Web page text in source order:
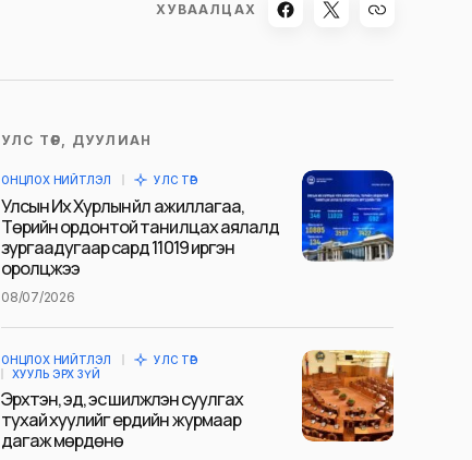
ХУВААЛЦАХ
УЛС ТӨР, ДУУЛИАН
ОНЦЛОХ НИЙТЛЭЛ УЛС ТӨР
Улсын Их Хурлын үйл ажиллагаа,
Төрийн ордонтой танилцах аялалд
зургаадугаар сард 11019 иргэн
оролцжээ
08/07/2026
ОНЦЛОХ НИЙТЛЭЛ
УЛС ТӨР
ХУУЛЬ ЭРХ ЗҮЙ
Эрхтэн, эд, эс шилжүүлэн суулгах
тухай хуулийг ердийн журмаар
дагаж мөрдөнө